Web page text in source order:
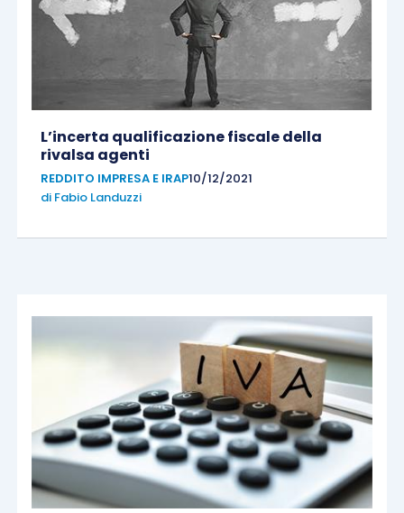
L’incerta qualificazione fiscale della
rivalsa agenti
REDDITO IMPRESA E IRAP10/12/2021
di Fabio Landuzzi